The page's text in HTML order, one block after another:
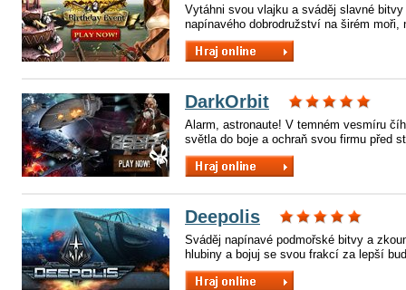
Vytáhni svou vlajku a sváděj slavné
napínavého dobrodružství na širém moři,
DarkOrbit
Alarm, astronaute! V temném vesmíru
světla do boje a ochraň svou firmu před
Deepolis
Sváděj napínavé podmořské bitvy a
hlubiny a bojuj se svou frakcí za lepší